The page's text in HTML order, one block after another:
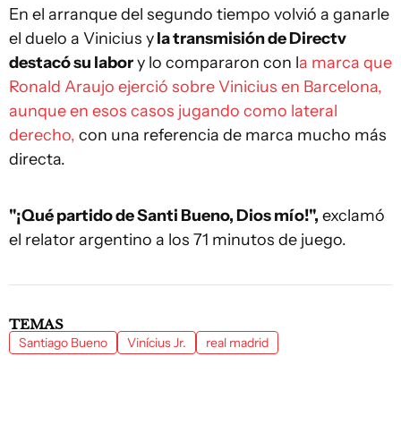
En el arranque del segundo tiempo volvió a ganarle
el duelo a Vinicius yla transmisión de Directv
destacó su labory lo compararon con la marca que
Ronald Araujo ejerció sobre Vinicius en Barcelona,
aunque en esos casos jugando como lateral
derecho, con una referencia de marca mucho más
directa.
"¡Qué partido de Santi Bueno, Dios mío!", exclamó
el relator argentino a los 71 minutos de juego.
TEMAS
Santiago Bueno Vinícius Jr. real madrid